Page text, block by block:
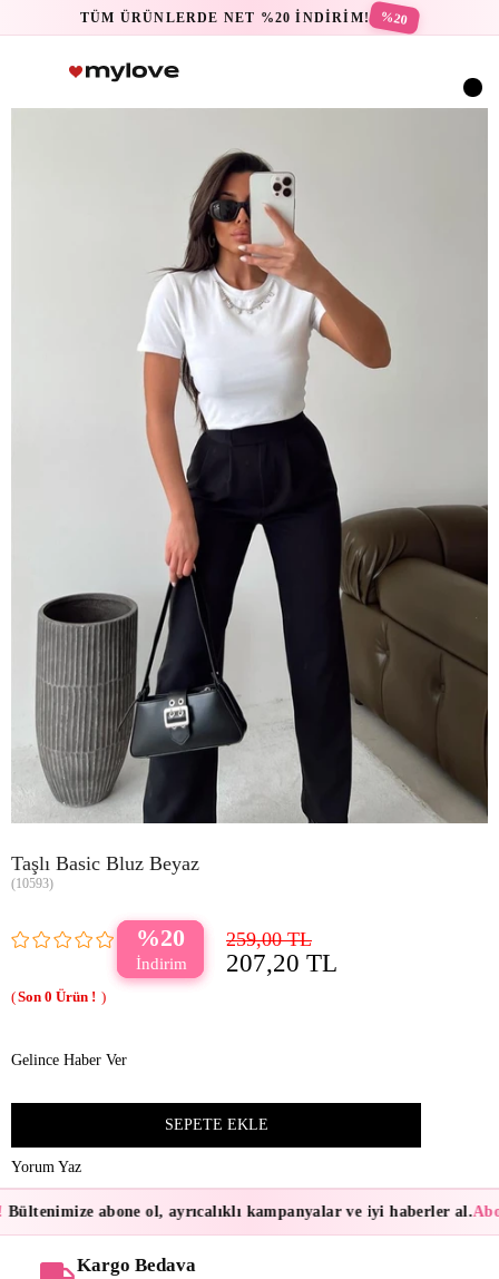
TÜM ÜRÜNLERDE NET %20 İNDİRİM! %20
Taşlı Basic Bluz Beyaz
(10593)
20 259,00 TL
207,20 TL
0
Gelince Haber Ver
Yorum Yaz
Bültenimize abone ol, ayrıcalıklı kampanyalar ve iyi haberler al.
Kargo Bedava